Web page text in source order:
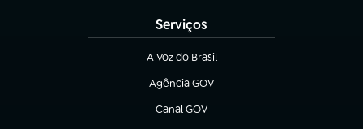
Serviços
A Voz do Brasil
(abre em nova aba)
Agência GOV
(abre em nova aba)
Canal GOV
(abre em nova aba)